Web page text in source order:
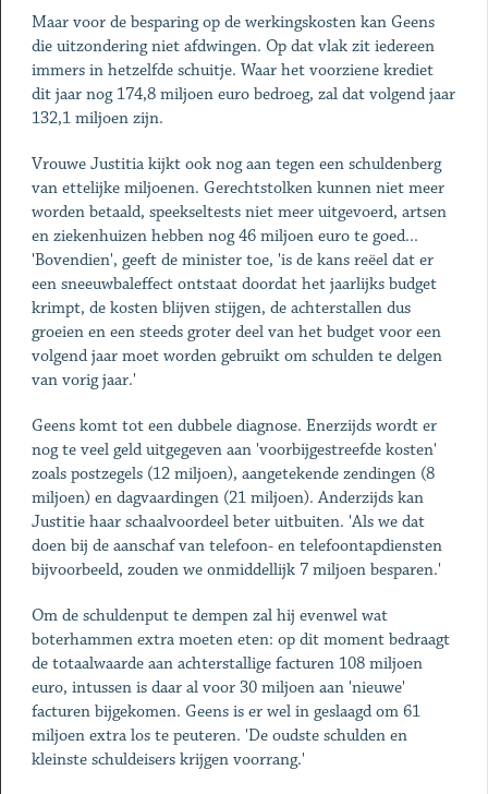
Maar voor de besparing op de werkingskosten kan Geens
die uitzondering niet afdwingen. Op dat vlak zit iedereen
immers in hetzelfde schuitje. Waar het voorziene krediet
dit jaar nog 174,8 miljoen euro bedroeg, zal dat volgend jaar
132,1 miljoen zijn.
Vrouwe Justitia kijkt ook nog aan tegen een schuldenberg
van ettelijke miljoenen. Gerechtstolken kunnen niet meer
worden betaald, speekseltests niet meer uitgevoerd, artsen
en ziekenhuizen hebben nog 46 miljoen euro te goed...
'Bovendien', geeft de minister toe, 'is de kans reëel dat er
een sneeuwbaleffect ontstaat doordat het jaarlijks budget
krimpt, de kosten blijven stijgen, de achterstallen dus
groeien en een steeds groter deel van het budget voor een
volgend jaar moet worden gebruikt om schulden te delgen
van vorig jaar.'
Geens komt tot een dubbele diagnose. Enerzijds wordt er
nog te veel geld uitgegeven aan 'voorbijgestreefde kosten'
zoals postzegels (12 miljoen), aangetekende zendingen (8
miljoen) en dagvaardingen (21 miljoen). Anderzijds kan
Justitie haar schaalvoordeel beter uitbuiten. 'Als we dat
doen bij de aanschaf van telefoon- en telefoontapdiensten
bijvoorbeeld, zouden we onmiddellijk 7 miljoen besparen.'
Om de schuldenput te dempen zal hij evenwel wat
boterhammen extra moeten eten: op dit moment bedraagt
de totaalwaarde aan achterstallige facturen 108 miljoen
euro, intussen is daar al voor 30 miljoen aan 'nieuwe'
facturen bijgekomen. Geens is er wel in geslaagd om 61
miljoen extra los te peuteren. 'De oudste schulden en
kleinste schuldeisers krijgen voorrang.'